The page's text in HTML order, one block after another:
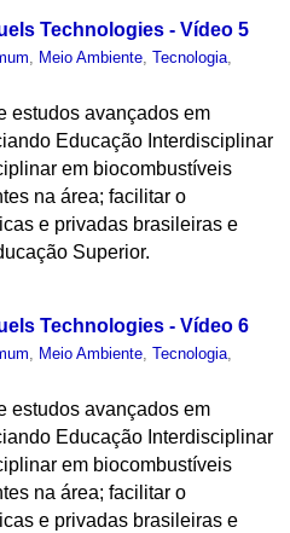
Technologies - Vídeo 5
Meio Ambiente ,Tecnologia
estudos avançados em
Educação Interdisciplinar
em biocombustíveis
na área; facilitar o
e privadas brasileiras e
Superior.
Technologies - Vídeo 6
, Meio Ambiente,Tecnologia,
estudos avançados em
Educação Interdisciplinar
em biocombustíveis
na área; facilitar o
e privadas brasileiras e